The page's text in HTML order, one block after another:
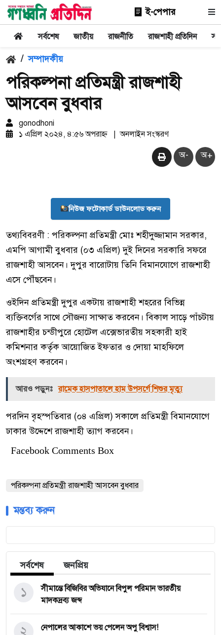
ই-পেপার
সর্বশেষ জাতীয় রাজনীতি রাজশাহী প্রতিদিন
/ সম্পাদকীয়
পরিকল্পনা প্রতিমন্ত্রী রাজশাহী
আসবেন বুধবার
gonodhoni
১ এপ্রিল ২০২৪, ৪:৫৬ অপরাহ্ন
| অনলাইন সংস্করণ
অ- অ+
নিউজ ফটোকার্ড ডাউনলোড করুন
তথ্যবিবরণী : পরিকল্পনা প্রতিমন্ত্রী মোঃ শহীদুজ্জামান সরকার,
এমপি আগামী বুধবার (০৩ এপ্রিল) দুই দিনের সরকারি সফরে
রাজশাহী আসবেন। দুপুর বারোটায় তিনি বিমানযোগে রাজশাহী
এসে পৌঁছবেন।
ওইদিন প্রতিমন্ত্রী দুপুর একটায় রাজশাহী শহরের বিভিন্ন
ব্যক্তিবর্গের সাথে সৌজন্য সাক্ষাত করবেন। বিকাল সাড়ে পাঁচটায়
রাজশাহীর চন্ডীপুরে হোটেল এক্সেভারতীয় সহকারী হাই
কমিশনার কর্তৃক আয়োজিত ইফতার ও দোয়া মাহফিলে
অংশগ্রহণ করবেন।
আরও পড়ুনঃ রামেক হাসপাতালে হাম উপসর্গে শিশুর মৃত্যু
পরদিন বৃহস্পতিবার (০৪ এপ্রিল) সকালে প্রতিমন্ত্রী বিমানযোগে
ঢাকার উদ্দেশে রাজশাহী ত্যাগ করবেন।
Facebook Comments Box
পরিকল্পনা প্রতিমন্ত্রী রাজশাহী আসবেন বুধবার
মন্তব্য করুন
সর্বশেষ জনপ্রিয়
সীমান্তে বিজিবির অভিযানে বিপুল পরিমান ভারতীয়
মাদকদ্রব্য জব্দ
১
নেপালের আকাশে ভয় পেলেন অপু বিশ্বাস!
২